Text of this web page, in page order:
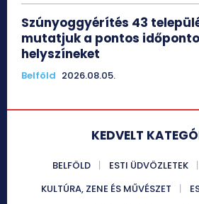
Szúnyoggyérítés 43
mutatjuk a pontos
helyszíneket
Belföld 2026.08.05.
KEDVELT
BELFÖLD ESTI ÜDVÖZLETEK
KULTÚRA, ZENE ÉS MŰVÉSZET